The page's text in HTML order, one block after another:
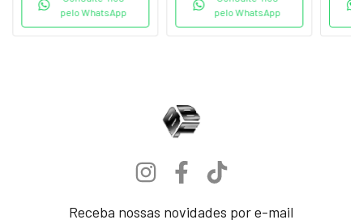
pelo WhatsApp
pelo WhatsApp
Receba nossas novidades por e-mail